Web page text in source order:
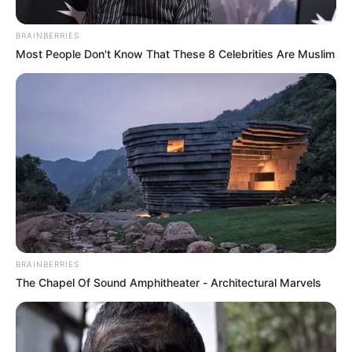
Diana Cabrera
Noviembre 8, 2022
BRAINBERRIES
Most People Don't Know That These 8 Celebrities Are Muslim
BRAINBERRIES
The Chapel Of Sound Amphitheater - Architectural Marvels